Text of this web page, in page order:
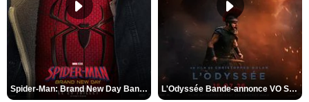
Spider-Man: Brand New Day Bande-annonce VO STFR L'Odyssée Bande-annonce VO STFR